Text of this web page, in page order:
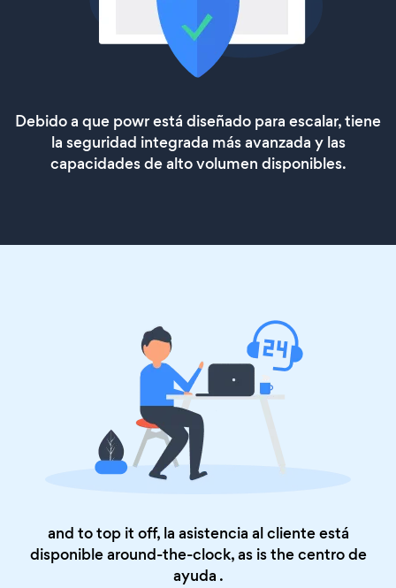
Debido a que powr está diseñado para escalar, tiene
la seguridad integrada más avanzada y las
capacidades de alto volumen disponibles.
and to top it off, la asistencia al cliente está
disponible around-the-clock, as is thecentro de
ayuda .